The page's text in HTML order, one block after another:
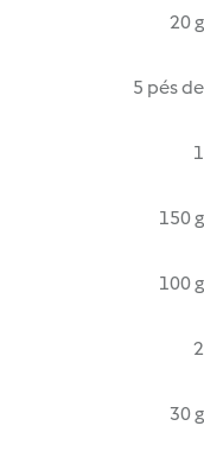
20 g
5 pés de
1
150 g
100 g
2
30 g